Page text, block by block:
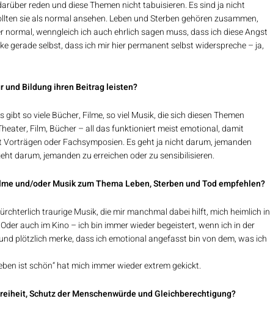
reden und diese Themen nicht tabuisieren. Es sind ja nicht
sie als normal ansehen. Leben und Sterben gehören zusammen,
normal, wenngleich ich auch ehrlich sagen muss, dass ich diese Angst
gerade selbst, dass ich mir hier permanent selbst widerspreche – ja,
und Bildung ihren Beitrag leisten?
so viele Bücher, Filme, so viel Musik, die sich diesen Themen
Film, Bücher – all das funktioniert meist emotional, damit
oder Fachsymposien. Es geht ja nicht darum, jemanden
darum, jemanden zu erreichen oder zu sensibilisieren.
und/oder Musik zum Thema Leben, Sterben und Tod empfehlen?
traurige Musik, die mir manchmal dabei hilft, mich heimlich in
auch im Kino – ich bin immer wieder begeistert, wenn ich in der
plötzlich merke, dass ich emotional angefasst bin von dem, was ich
ist schön“ hat mich immer wieder extrem gekickt.
Schutz der Menschenwürde und Gleichberechtigung?